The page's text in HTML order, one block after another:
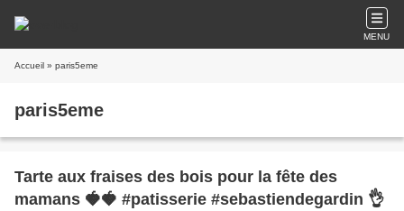
MENU
Accueil » paris5eme
paris5eme
Tarte aux fraises des bois pour la fête des
mamans 🍓🍓 #patisserie #sebastiendegardin 👌